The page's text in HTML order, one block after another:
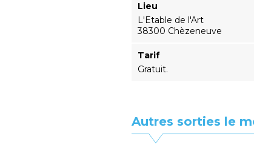
Lieu
L'Etable de l'Art
38300 Chèzeneuve
Tarif
Gratuit.
Autres sorties le